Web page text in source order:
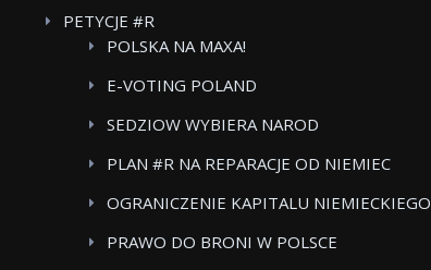
FOOD CARE
PETYCJE #R
POLSKA NA MAXA!
E-VOTING POLAND
SEDZIOW WYBIERA NAROD
PLAN #R NA REPARACJE OD NIEMIEC
OGRANICZENIE KAPITALU NIEMIECKIEGO
PRAWO DO BRONI W POLSCE